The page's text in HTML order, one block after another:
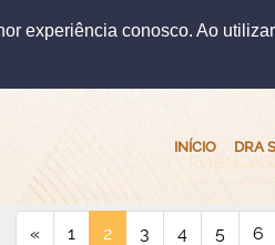
experiência conosco. Ao
INÍCIO DRA
« 1 2 3 4 5 6